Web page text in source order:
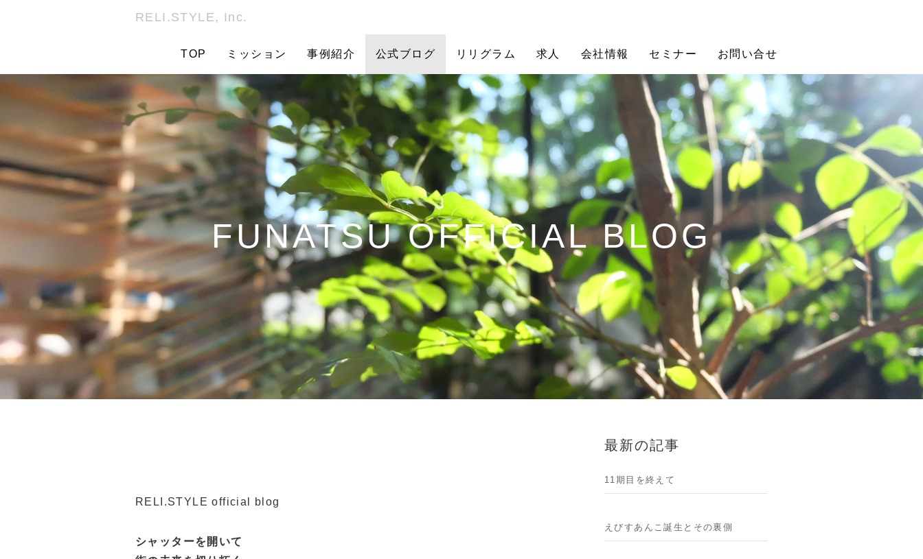
RELI.STYLE, Inc.
TOP ミッション 事例紹介 公式ブログ リリグラム 求人 会社情報 セミナー お問い合せ
FUNATSU OFFICIAL BLOG
RELI.STYLE official blog
シャッターを開いて
最新の記事
11期目を終えて
えびすあんこ誕生とその裏側